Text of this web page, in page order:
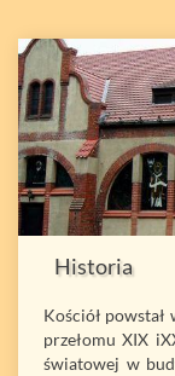
Historia
Kościół
przełomu XIX
światowej w